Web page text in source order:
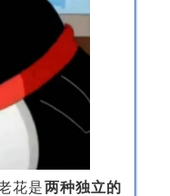
花是两种独立的